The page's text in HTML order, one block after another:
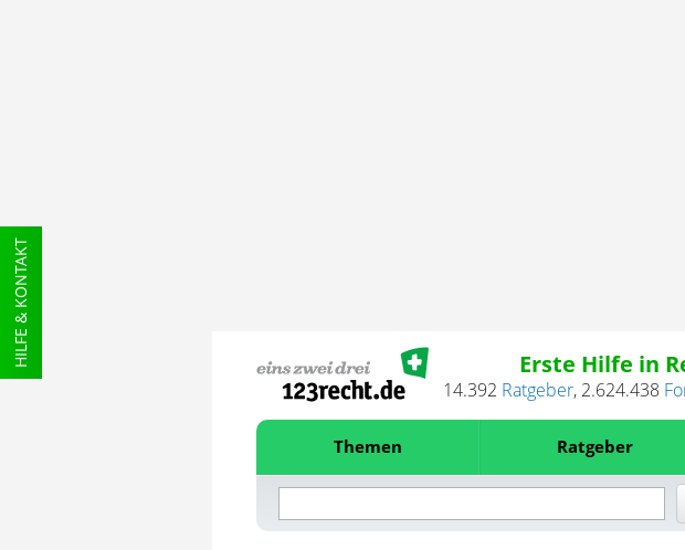
HILFE & KONTAKT Erste Hilfe in
14.392 Ratgeber, 2.624.438
Themen Ratgeber